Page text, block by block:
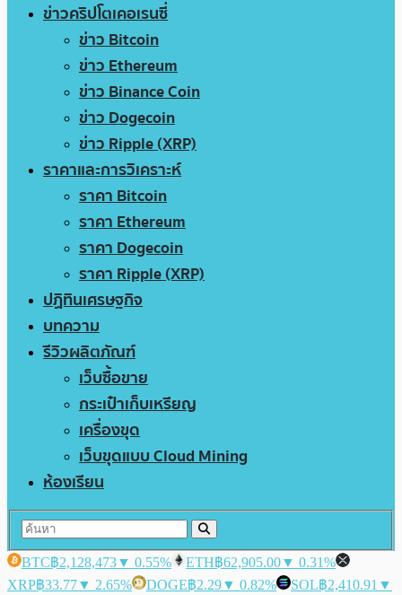
ข่าวคริปโตเคอเรนซี่
ข่าว Bitcoin
ข่าว Ethereum
ข่าว Binance Coin
ข่าว Dogecoin
ข่าว Ripple (XRP)
ราคาและการวิเคราะห์
ราคา Bitcoin
ราคา Ethereum
ราคา Dogecoin
ราคา Ripple (XRP)
ปฏิทินเศรษฐกิจ
บทความ
รีวิวผลิตภัณฑ์
เว็บซื้อขาย
กระเป๋าเก็บเหรียญ
เครื่องขุด
เว็บขุดแบบ Cloud Mining
ห้องเรียน
BTC฿2,128,473▼ 0.55% ETH฿62,905.00▼ 0.31%
XRP฿33.77▼ 2.65% DOGE฿2.29▼ 0.82% SOL฿2,410.91 ▼